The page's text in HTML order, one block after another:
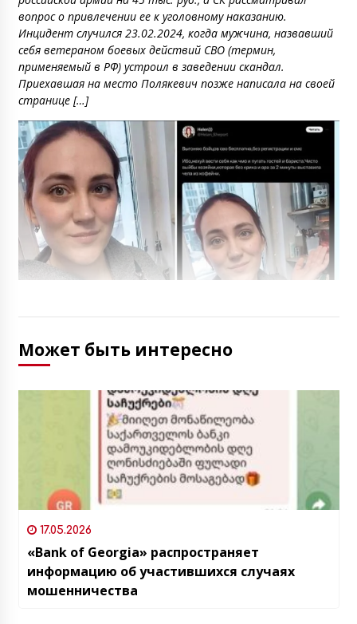
вопрос о привлечении ее к уголовному наказанию.
Инцидент случился 23.02.2024, когда мужчина, назвавший
себя ветераном боевых действий СВО (термин,
применяемый в РФ) устроил в заведении скандал.
Приехавшая на место Полякевич позже написала на своей
странице […]
Может быть интересно
17.05.2026
«Bank of Georgia» распространяет
информацию об участившихся случаях
мошенничества